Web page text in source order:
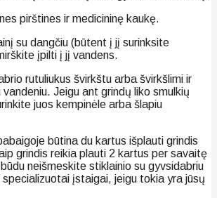
pirštines ir medicininę kaukę.
su dangčiu (būtent į jį surinksite
įpilti į jį vandens.
rutuliukus švirkštu arba švirkšlimi ir
Jeigu ant grindų liko smulkių
juos kempinėle arba šlapiu
būtina du kartus išplauti grindis
grindis reikia plauti 2 kartus per savaitę
neišmeskite stiklainio su gyvsidabriu
įstaigai, jeigu tokia yra jūsų